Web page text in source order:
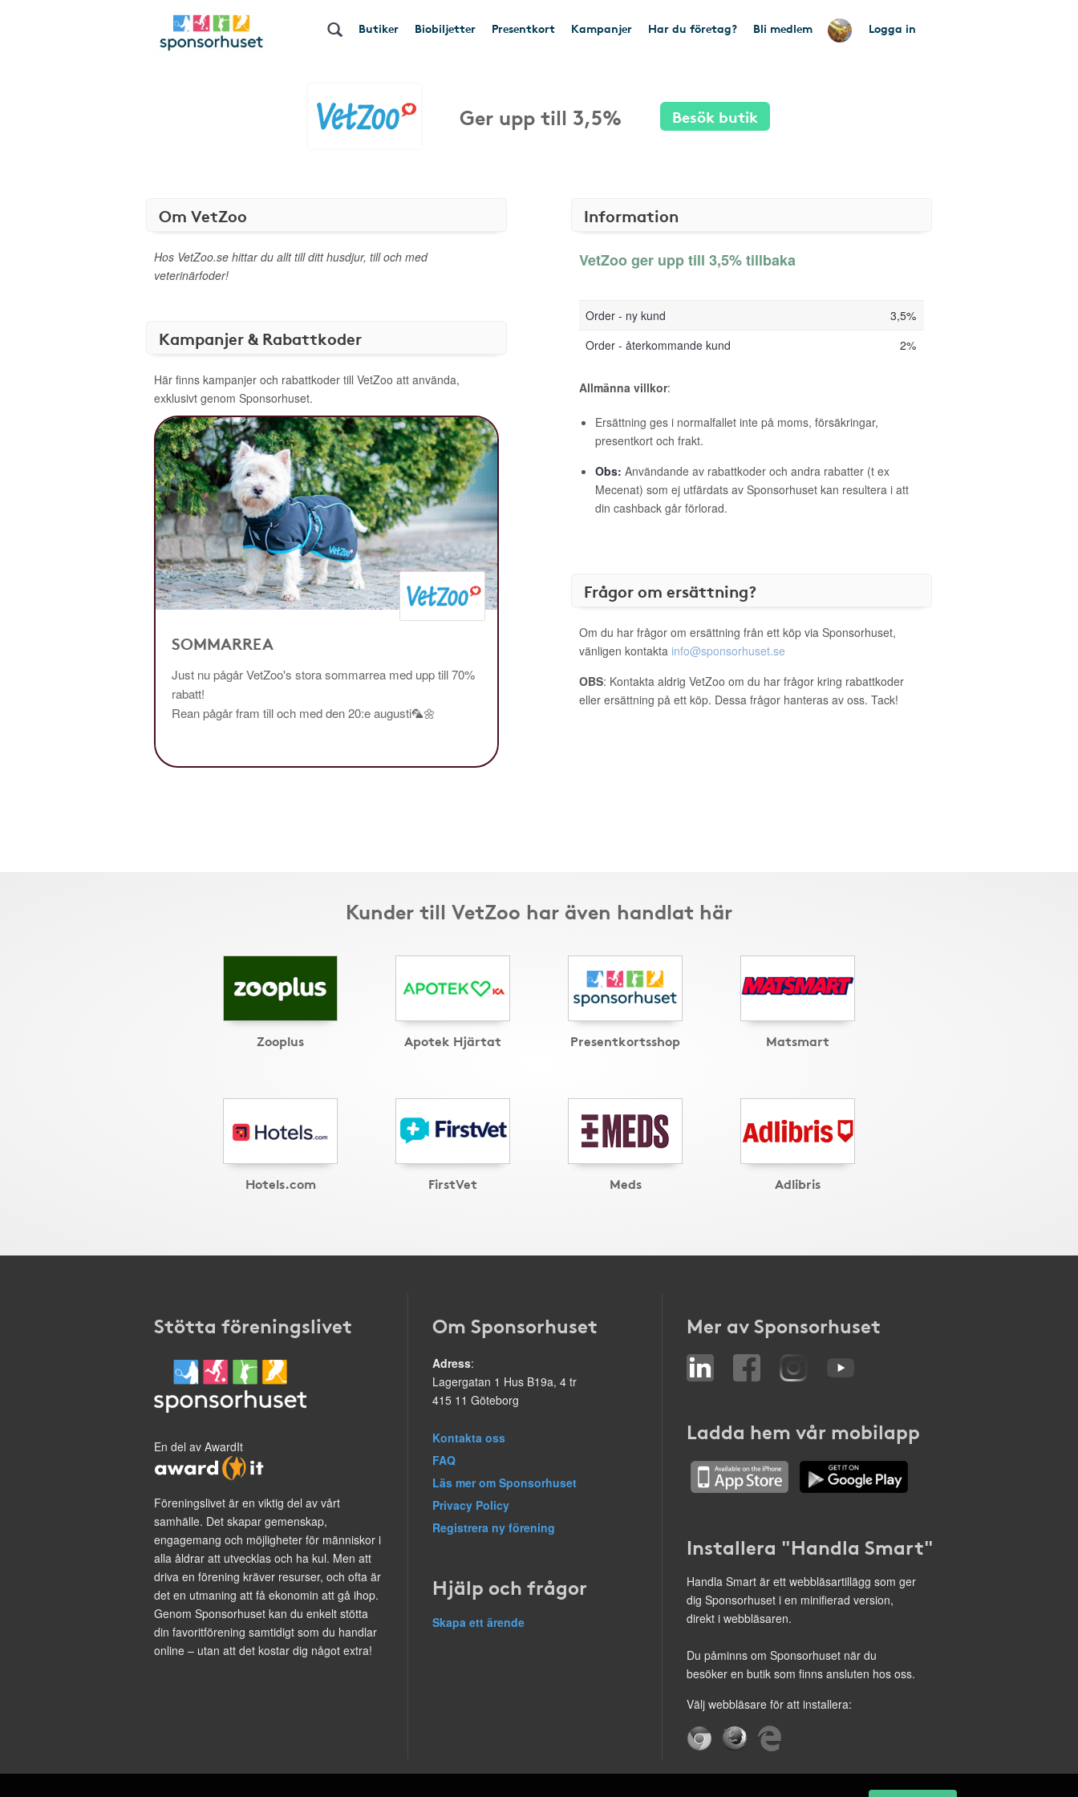
Butiker Biobiljetter Presentkort Kampanjer Har du företag? Bli medlem Logga in
Ger upp till 3,5% Besök butik
Om VetZoo
Hos VetZoo.se hittar du allt till ditt husdjur, till och med
veterinärfoder!
Kampanjer & Rabattkoder
Här finns kampanjer och rabattkoder till VetZoo att använda,
exklusivt genom Sponsorhuset.
SOMMARREA
Just nu pågår VetZoo's stora sommarrea med upp till 70%
rabatt!
Rean pågår fram till och med den 20:e augusti🦜🌼
Information
VetZoo ger upp till 3,5% tillbaka
Order - ny kund
3,5%
Order - återkommande kund
2%
Allmänna villkor:
Ersättning ges i normalfallet inte på moms, försäkringar,
presentkort och frakt.
Obs: Användande av rabattkoder och andra rabatter (t ex
Mecenat) som ej utfärdats av Sponsorhuset kan resultera i att
din cashback går förlorad.
Frågor om ersättning?
Om du har frågor om ersättning från ett köp via Sponsorhuset,
vänligen kontakta info@sponsorhuset.se
OBS: Kontakta aldrig VetZoo om du har frågor kring rabattkoder
eller ersättning på ett köp. Dessa frågor hanteras av oss. Tack!
Kunder till VetZoo har även handlat här
Zooplus Apotek Hjärtat Presentkortsshop Matsmart
Hotels.com FirstVet Meds Adlibris
Stötta föreningslivet
En del av AwardIt
Föreningslivet är en viktig del av vårt
samhälle. Det skapar gemenskap,
engagemang och möjligheter för människor i
alla åldrar att utvecklas och ha kul. Men att
driva en förening kräver resurser, och ofta är
det en utmaning att få ekonomin att gå ihop.
Genom Sponsorhuset kan du enkelt stötta
din favoritförening samtidigt som du handlar
online – utan att det kostar dig något extra!
Om Sponsorhuset
Adress:
Lagergatan 1 Hus B19a, 4 tr
415 11 Göteborg
Kontakta oss
FAQ
Läs mer om Sponsorhuset
Privacy Policy
Registrera ny förening
Hjälp och frågor
Skapa ett ärende
Mer av Sponsorhuset
Ladda hem vår mobilapp
Installera "Handla Smart"
Handla Smart är ett webbläsartillägg som ger
dig Sponsorhuset i en minifierad version,
direkt i webbläsaren.
Du påminns om Sponsorhuset när du
besöker en butik som finns ansluten hos oss.
Välj webbläsare för att installera: